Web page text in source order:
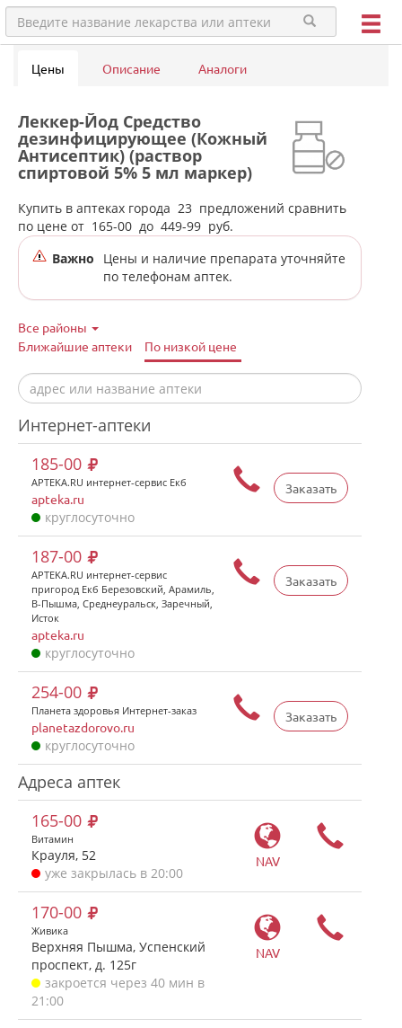
Цены Описание Аналоги
Леккер-Йод Средство
дезинфицирующее (Кожный
Антисептик) (раствор
спиртовой 5% 5 мл маркер)
Леккер ООО Россия в аптеках
города Екатеринбурга
Купить в аптеках города 23 предложений сравнить
по цене от 165-00 до 449-99 руб.
Важно
Цены и наличие препарата уточняйте
по телефонам аптек.
Все районы
Ближайшие аптеки
По низкой цене
Интернет-аптеки
Заказать
185-00
APTEKA.RU интернет-сервис Екб
apteka.ru
круглосуточно
Заказать
187-00
APTEKA.RU интернет-сервис
пригород Екб Березовский, Арамиль,
В-Пышма, Среднеуральск, Заречный,
Исток
apteka.ru
круглосуточно
Заказать
254-00
Планета здоровья Интернет-заказ
planetazdorovo.ru
круглосуточно
Адреса аптек
NAV
165-00
Витамин
Крауля, 52
уже закрылась в 20:00
NAV
170-00
Живика
Верхняя Пышма, Успенский
проспект, д. 125г
закроется через 40 мин в
21:00